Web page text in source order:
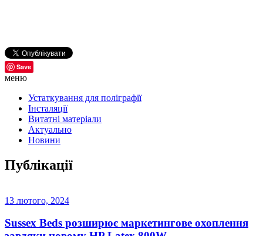
Save
меню
Устаткування для поліграфії
Інсталяції
Витатні матеріали
Актуально
Новини
Публікації
13 лютого, 2024
Sussex Beds розширює маркетингове охоплення